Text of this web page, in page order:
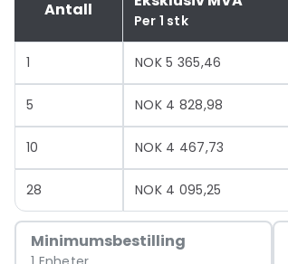
Antall
Per 1 stk
1 NOK 5 365,46
5 NOK 4 828,98
10 NOK 4 467,73
28 NOK 4 095,25
Minimumsbestilling